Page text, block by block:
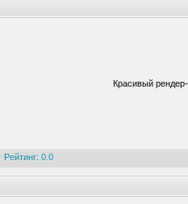
Красивый
Рейтинг: 0.0